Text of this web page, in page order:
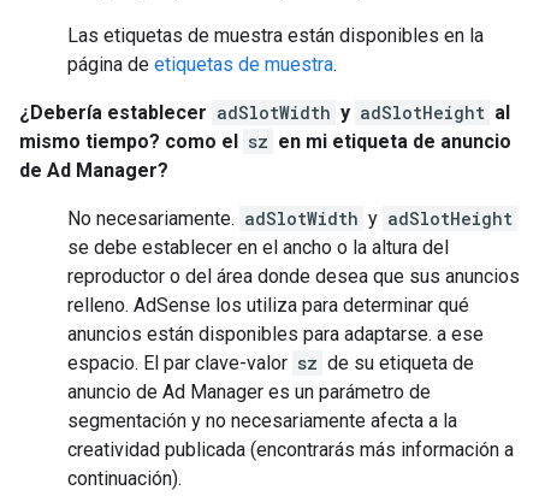
Las etiquetas de muestra están disponibles en la
página de etiquetas de muestra.
¿Debería establecer adSlotWidth y adSlotHeight al
mismo tiempo? como el sz en mi etiqueta de anuncio
de Ad Manager?
No necesariamente. adSlotWidth y adSlotHeight
se debe establecer en el ancho o la altura del
reproductor o del área donde desea que sus anuncios
relleno. AdSense los utiliza para determinar qué
anuncios están disponibles para adaptarse. a ese
espacio. El par clave-valor sz de su etiqueta de
anuncio de Ad Manager es un parámetro de
segmentación y no necesariamente afecta a la
creatividad publicada (encontrarás más información a
continuación).